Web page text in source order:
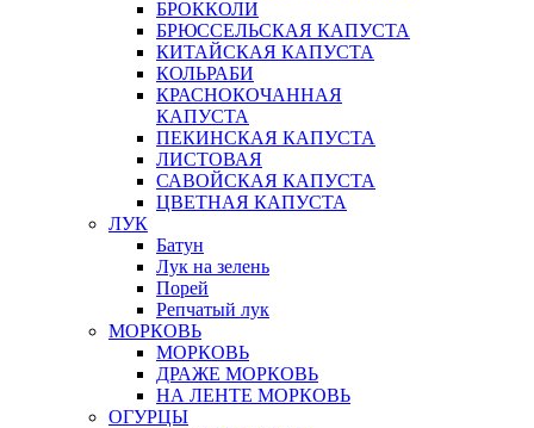
БРОККОЛИ
БРЮССЕЛЬСКАЯ КАПУСТА
КИТАЙСКАЯ КАПУСТА
КОЛЬРАБИ
КРАСНОКОЧАННАЯ
КАПУСТА
ПЕКИНСКАЯ КАПУСТА
ЛИСТОВАЯ
САВОЙСКАЯ КАПУСТА
ЦВЕТНАЯ КАПУСТА
ЛУК
Батун
Лук на зелень
Порей
Репчатый лук
МОРКОВЬ
МОРКОВЬ
ДРАЖЕ МОРКОВЬ
НА ЛЕНТЕ МОРКОВЬ
ОГУРЦЫ